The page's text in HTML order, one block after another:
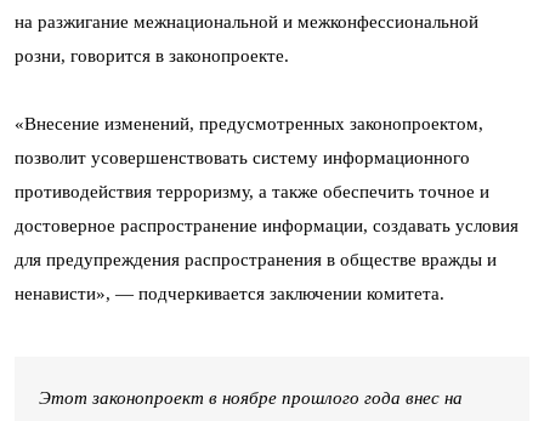
на разжигание межнациональной и межконфессиональной
розни, говорится в законопроекте.
«Внесение изменений, предусмотренных законопроектом,
позволит усовершенствовать систему информационного
противодействия терроризму, а также обеспечить точное и
достоверное распространение информации, создавать условия
для предупреждения распространения в обществе вражды и
ненависти», — подчеркивается заключении комитета.
Этот законопроект в ноябре прошлого года внес на